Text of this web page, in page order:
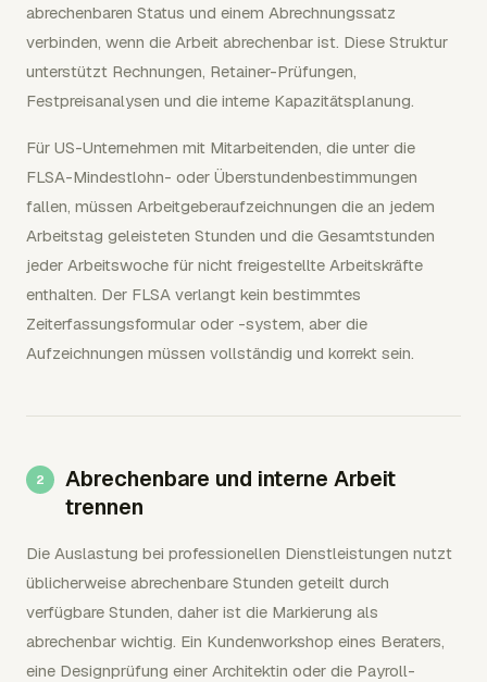
abrechenbaren Status und einem Abrechnungssatz
verbinden, wenn die Arbeit abrechenbar ist. Diese Struktur
unterstützt Rechnungen, Retainer-Prüfungen,
Festpreisanalysen und die interne Kapazitätsplanung.
Für US-Unternehmen mit Mitarbeitenden, die unter die
FLSA-Mindestlohn- oder Überstundenbestimmungen
fallen, müssen Arbeitgeberaufzeichnungen die an jedem
Arbeitstag geleisteten Stunden und die Gesamtstunden
jeder Arbeitswoche für nicht freigestellte Arbeitskräfte
enthalten. Der FLSA verlangt kein bestimmtes
Zeiterfassungsformular oder -system, aber die
Aufzeichnungen müssen vollständig und korrekt sein.
Abrechenbare und interne Arbeit
trennen
Die Auslastung bei professionellen Dienstleistungen nutzt
üblicherweise abrechenbare Stunden geteilt durch
verfügbare Stunden, daher ist die Markierung als
abrechenbar wichtig. Ein Kundenworkshop eines Beraters,
eine Designprüfung einer Architektin oder die Payroll-